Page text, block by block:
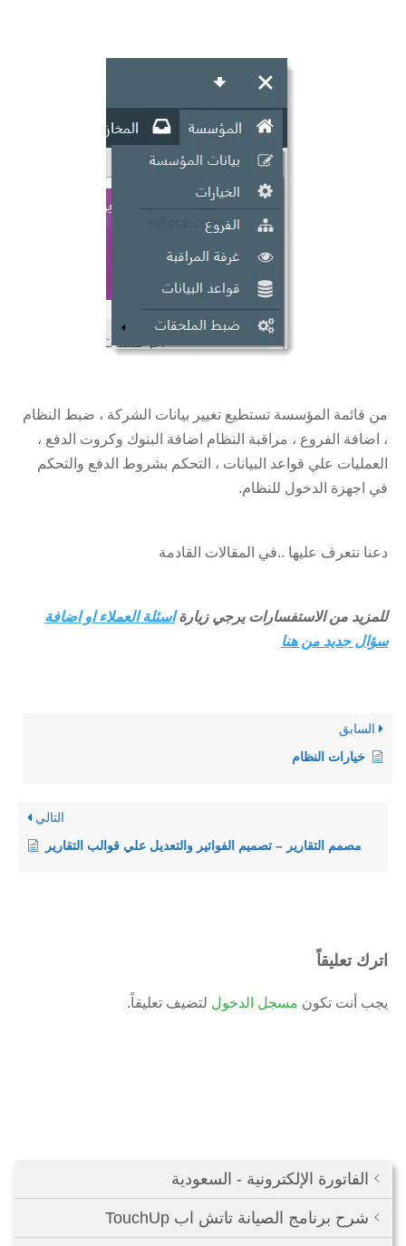
الفاتورة الإلكترونية - السعودية
شرح برنامج الصيانة تاتش اب TouchUp
من قائمة المؤسسة تستطيع تغيير بيانات الشركة ، ضبط النظام
، اضافة الفروع ، مراقبة النظام اضافة البنوك وكروت الدفع ،
العمليات علي قواعد البيانات ، التحكم بشروط الدفع والتحكم
في اجهزة الدخول للنظام.
دعنا نتعرف عليها ..في المقالات القادمة
للمزيد من الاستفسارات يرجي زيارةاسئلة العملاء او اضافة
سؤال جديد من هنا
السابق
خيارات النظام
التالي
مصمم التقارير – تصميم الفواتير والتعديل علي قوالب التقارير
اترك تعليقاً
يجب أنت تكون مسجل الدخول لتضيف تعليقاً.